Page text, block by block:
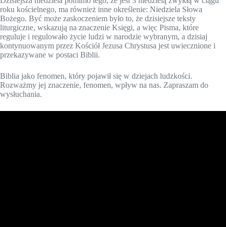
roku kościelnego, ma również inne określenie: Niedziela Słowa
Bożego. Być może zaskoczeniem było to, że dzisiejsze teksty
liturgiczne, wskazują na znaczenie Księgi, a więc Pisma, które
reguluje i regulowało życie ludzi w narodzie wybranym, a dzisiaj
kontynuowanym przez Kościół Jezusa Chrystusa jest uwiecznione i
przekazywane w postaci Biblii.
Biblia jako fenomen, który pojawił się w dziejach ludzkości.
Rozważmy jej znaczenie, fenomen, wpływ na nas. Zapraszam do
wysłuchania.